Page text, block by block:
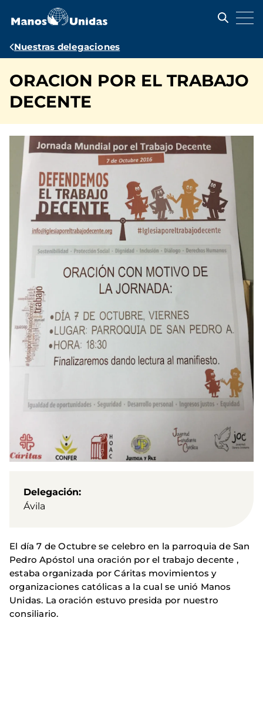
contenido
Ruta
navegación
Nuestras delegaciones
ORACION POR EL TRABAJO
DECENTE
Delegación
Ávila
El día 7 de Octubre se celebro en la parroquia de San
Pedro Apóstol una oración por el trabajo decente ,
estaba organizada por Cáritas movimientos y
organizaciones católicas a la cual se unió Manos
Unidas. La oración estuvo presida por nuestro
consiliario.